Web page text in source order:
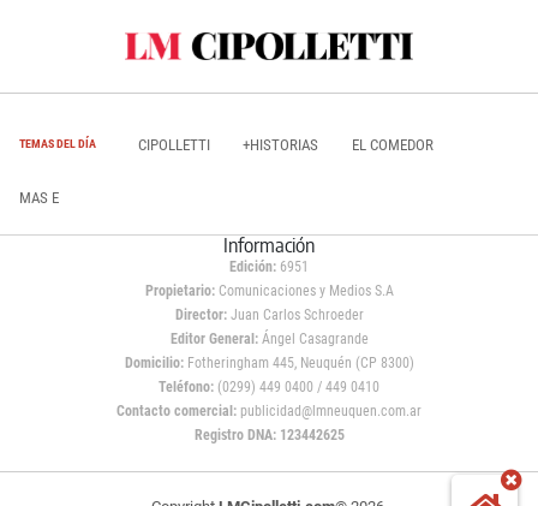
TEMAS DEL DÍA CIPOLLETTI +HISTORIAS EL COMEDOR
MAS E
Información
Edición: 6951
Propietario:Comunicaciones y Medios S.A
Director: Juan Carlos Schroeder
Editor General:Ángel Casagrande
Domicilio:Fotheringham 445, Neuquén (CP 8300)
Teléfono: (0299) 449 0400 / 449 0410
Contacto comercial: publicidad@lmneuquen.com.ar
Registro DNA: 123442625